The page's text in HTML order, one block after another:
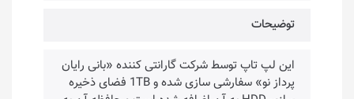
توضیحات
این لپ تاپ توسط شرکت گارانتی کننده «بانی رایان
پرداز نو» سفارشی سازی شده و 1TB فضای ذخیره